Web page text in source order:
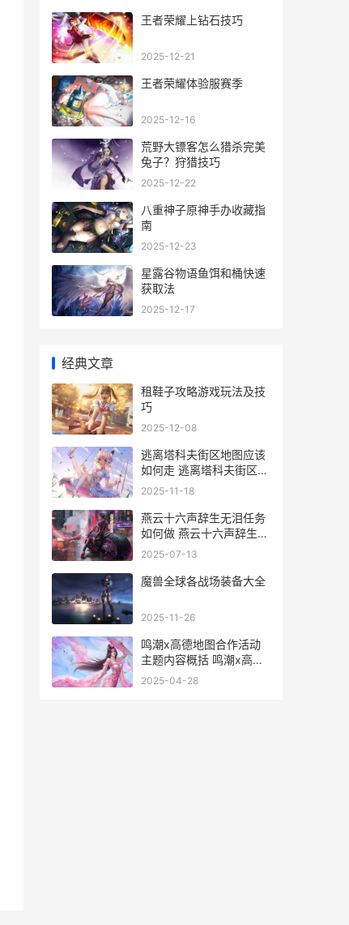
王者荣耀上钻石技巧
2025-12-21
王者荣耀体验服赛季
2025-12-16
荒野大镖客怎么猎杀完美
兔子？狩猎技巧
2025-12-22
八重神子原神手办收藏指
南
2025-12-23
星露谷物语鱼饵和桶快速
获取法
2025-12-17
经典文章
租鞋子攻略游戏玩法及技
巧
2025-12-08
逃离塔科夫街区地图应该
如何走 逃离塔科夫街区地
图同享 逃离塔科夫街区钥
2025-11-18
燕云十六声辞生无泪任务
如何做 燕云十六声辞生无
泪任务策略方式 燕云十六
2025-07-13
魔兽全球各战场装备大全
2025-11-26
鸣潮x高德地图合作活动
主题内容概括 鸣潮x高德
地图合作活动主题有啥子
2025-04-28